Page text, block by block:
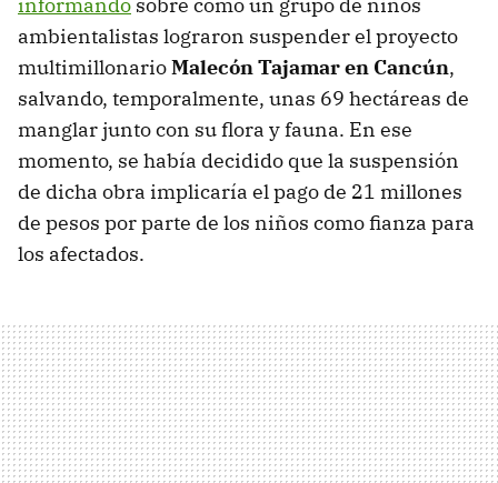
ambientalistas lograron suspender el proyecto
multimillonarioMalecón Tajamar en Cancún,
salvando, temporalmente, unas 69 hectáreas de
manglar junto con su flora y fauna. En ese
momento, se había decidido que la suspensión
de dicha obra implicaría el pago de 21 millones
de pesos por parte de los niños como fianza para
los afectados.